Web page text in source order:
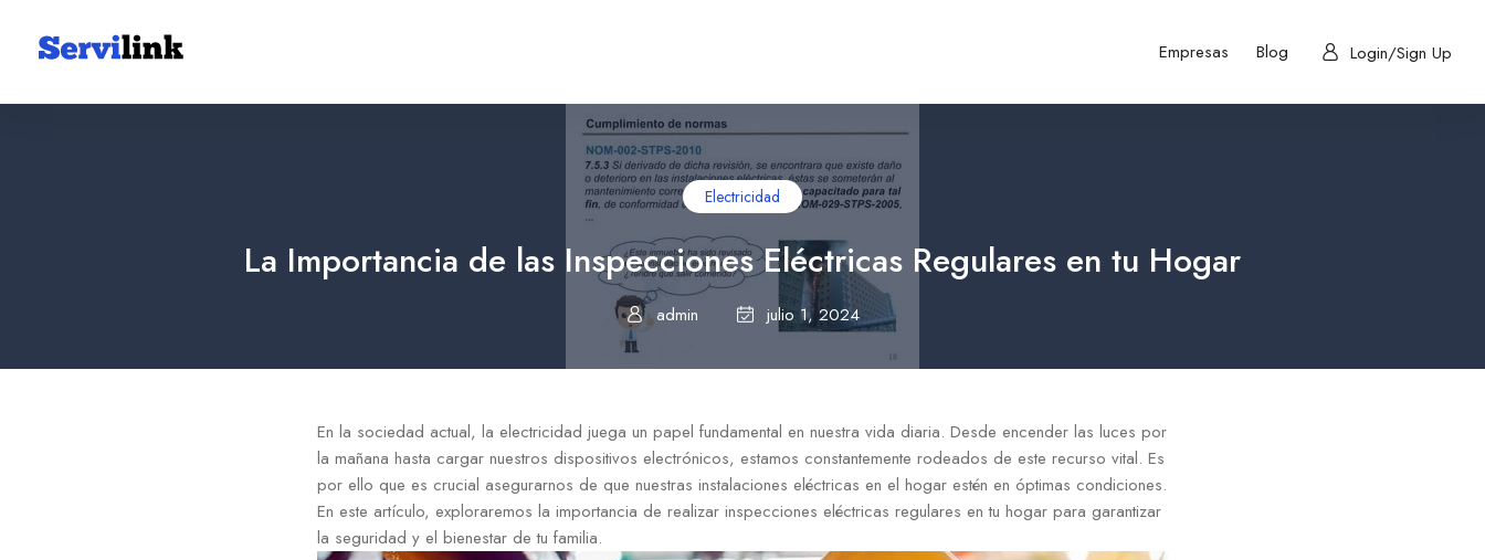
Empresas Blog Login/Sign Up
Electricidad
La Importancia de las Inspecciones Eléctricas Regulares en tu Hogar
admin julio 1, 2024
En la sociedad actual, la electricidad juega un papel fundamental en nuestra vida diaria. Desde encender las luces por
la mañana hasta cargar nuestros dispositivos electrónicos, estamos constantemente rodeados de este recurso vital. Es
por ello que es crucial asegurarnos de que nuestras instalaciones eléctricas en el hogar estén en óptimas condiciones.
En este artículo, exploraremos la importancia de realizar inspecciones eléctricas regulares en tu hogar para garantizar
la seguridad y el bienestar de tu familia.